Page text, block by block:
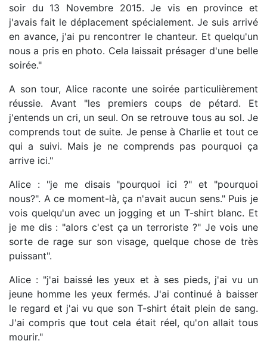
soir du 13 Novembre 2015. Je vis en province et
j'avais fait le déplacement spécialement. Je suis arrivé
en avance, j'ai pu rencontrer le chanteur. Et quelqu'un
nous a pris en photo. Cela laissait présager d'une belle
soirée."
A son tour, Alice raconte une soirée particulièrement
réussie. Avant "les premiers coups de pétard. Et
j'entends un cri, un seul. On se retrouve tous au sol. Je
comprends tout de suite. Je pense à Charlie et tout ce
qui a suivi. Mais je ne comprends pas pourquoi ça
arrive ici."
Alice : "je me disais "pourquoi ici ?" et "pourquoi
nous?". A ce moment-là, ça n'avait aucun sens." Puis je
vois quelqu'un avec un jogging et un T-shirt blanc. Et
je me dis : "alors c'est ça un terroriste ?" Je vois une
sorte de rage sur son visage, quelque chose de très
puissant".
Alice : "j'ai baissé les yeux et à ses pieds, j'ai vu un
jeune homme les yeux fermés. J'ai continué à baisser
le regard et j'ai vu que son T-shirt était plein de sang.
J'ai compris que tout cela était réel, qu'on allait tous
mourir."